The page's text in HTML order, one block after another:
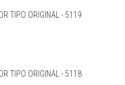
TIPO ORIGINAL - 5119
TIPO ORIGINAL - 5118